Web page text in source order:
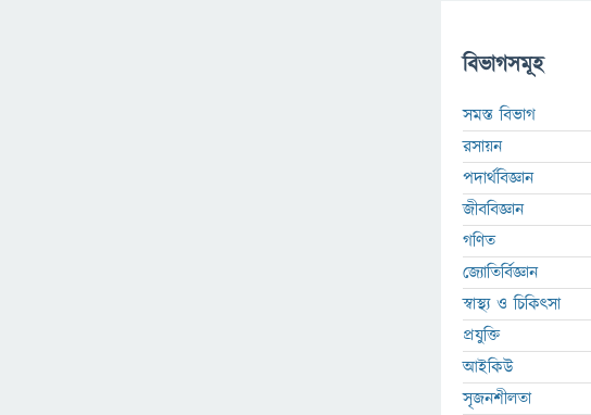
বিভাগসমূহ
সমস্ত বিভাগ
রসায়ন
পদার্থবিজ্ঞান
জীববিজ্ঞান
গণিত
জ্যোতির্বিজ্ঞান
স্বাস্থ্য ও চিকিৎসা
প্রযুক্তি
আইকিউ
সৃজনশীলতা